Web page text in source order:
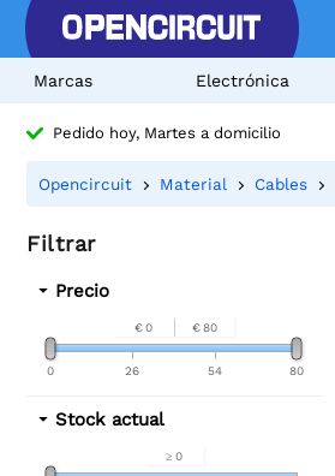
Marcas Electrónica
Pedido hoy, Martes a domicilio
Opencircuit Material Cables
Filtrar
Precio
€ 0 € 80
0 80
26 54
Stock actual
≥ 0